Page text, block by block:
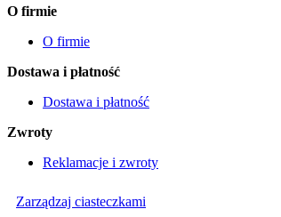
O firmie
O firmie
Dostawa i płatność
Dostawa i płatność
Zwroty
Reklamacje i zwroty
Zarządzaj ciasteczkami